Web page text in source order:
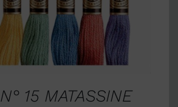
N° 15 MATASSINE